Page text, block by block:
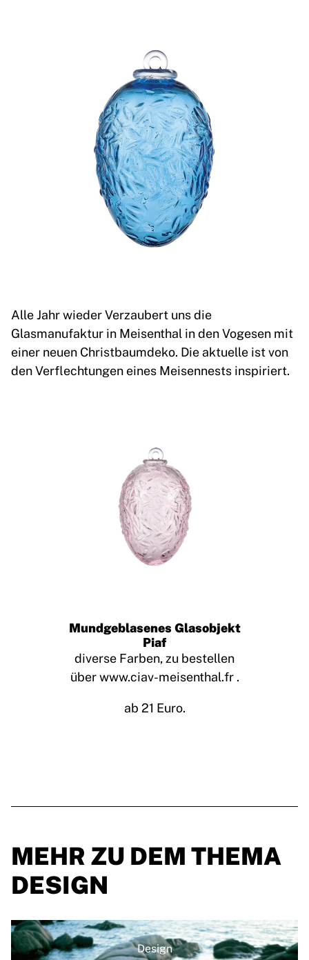
Alle Jahr wieder Verzaubert uns die
Glasmanufaktur in Meisenthal in den Vogesen mit
einer neuen Christbaumdeko. Die aktuelle ist von
den Verflechtungen eines Meisennests inspiriert.
Mundgeblasenes Glasobjekt
Piaf
diverse Farben, zu bestellen
über www.ciav-meisenthal.fr .
ab 21 Euro.
MEHR ZU DEM THEMA
DESIGN
Design